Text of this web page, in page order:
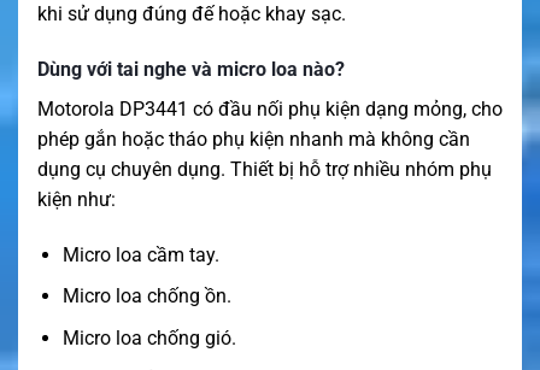
khi sử dụng đúng đế hoặc khay sạc.
Dùng với tai nghe và micro loa nào?
Motorola DP3441 có đầu nối phụ kiện dạng mỏng, cho
phép gắn hoặc tháo phụ kiện nhanh mà không cần
dụng cụ chuyên dụng. Thiết bị hỗ trợ nhiều nhóm phụ
kiện như:
Micro loa cầm tay.
Micro loa chống ồn.
Micro loa chống gió.